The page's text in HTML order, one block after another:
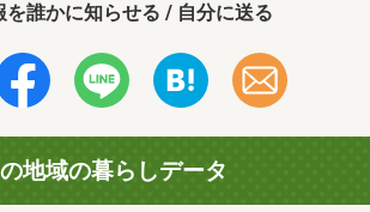
を誰かに知らせる / 自分に送る
地域の暮らしデータ